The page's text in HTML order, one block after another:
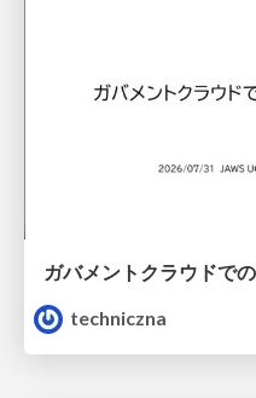
ガバメントクラウドで
techniczna